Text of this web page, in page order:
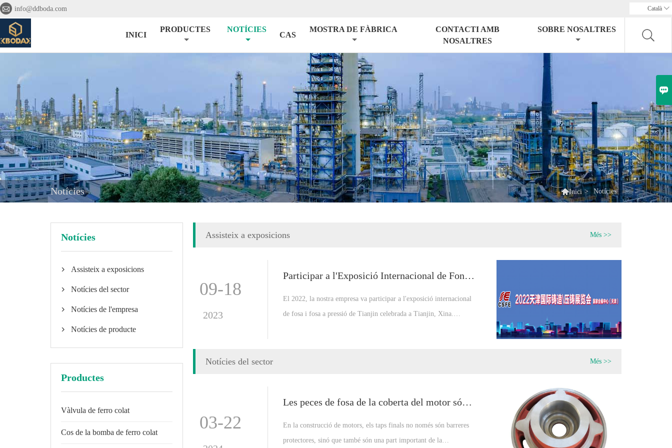
 info@ddboda.com Català 
INICI
PRODUCTES NOTÍCIES
CAS
MOSTRA DE FÀBRICA
CONTACTI AMB
NOSALTRES
SOBRE NOSALTRES
Notícies Inici > Notícies
Notícies
 Assisteix a exposicions
 Notícies del sector
 Notícies de l'empresa
 Notícies de producte
Productes
Vàlvula de ferro colat
Cos de la bomba de ferro colat
Assisteix a exposicions Més >>
09-18
2023
Participar a l'Exposició Internacional de Foneria
El 2022, la nostra empresa va participar a l'exposició internacional
de fosa i fosa a pressió de Tianjin celebrada a Tianjin, Xina.
Notícies del sector Més >>
03-22
Les peces de fosa de la coberta del motor són els guardians de la integritat de la potència
En la construcció de motors, els taps finals no només són barreres
protectores, sinó que també són una part important de la
